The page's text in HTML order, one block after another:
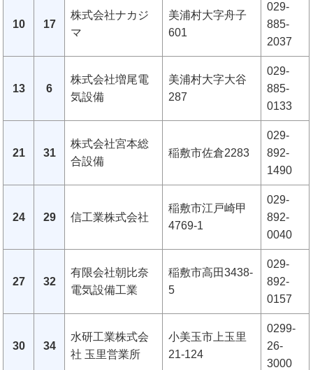
10 17
株式会社ナカジ
マ
美浦村大字舟子
601
029-
885-
2037
13 6
株式会社増尾電
気設備
美浦村大字大谷
287
029-
885-
0133
21 31
株式会社宮本総
合設備
稲敷市佐倉2283
029-
892-
1490
24 29 信工業株式会社
稲敷市江戸崎甲
4769-1
029-
892-
0040
27 32
有限会社朝比奈
電気設備工業
稲敷市高田3438-
5
029-
892-
0157
30 34
水研工業株式会
社 玉里営業所
小美玉市上玉里
21-124
0299-
26-
3000